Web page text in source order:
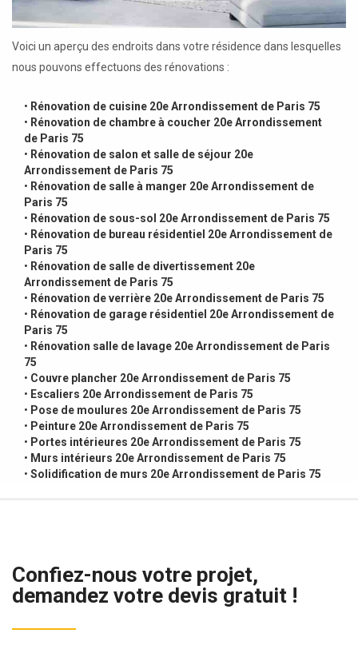
Voici un aperçu des endroits dans votre résidence dans lesquelles
nous pouvons effectuons des rénovations :
• Rénovation de cuisine 20e Arrondissement de Paris 75
• Rénovation de chambre à coucher 20e Arrondissement
de Paris 75
• Rénovation de salon et salle de séjour 20e
Arrondissement de Paris 75
• Rénovation de salle à manger 20e Arrondissement de
Paris 75
• Rénovation de sous-sol 20e Arrondissement de Paris 75
• Rénovation de bureau résidentiel 20e Arrondissement de
Paris 75
• Rénovation de salle de divertissement 20e
Arrondissement de Paris 75
• Rénovation de verrière 20e Arrondissement de Paris 75
• Rénovation de garage résidentiel 20e Arrondissement de
Paris 75
• Rénovation salle de lavage 20e Arrondissement de Paris
75
• Couvre plancher 20e Arrondissement de Paris 75
• Escaliers 20e Arrondissement de Paris 75
• Pose de moulures 20e Arrondissement de Paris 75
• Peinture 20e Arrondissement de Paris 75
• Portes intérieures 20e Arrondissement de Paris 75
• Murs intérieurs 20e Arrondissement de Paris 75
• Solidification de murs 20e Arrondissement de Paris 75
Confiez-nous votre projet,
demandez votre devis gratuit !